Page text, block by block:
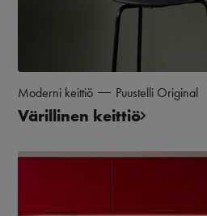
Moderni keittiö Puustelli Original
Värillinen keittiö